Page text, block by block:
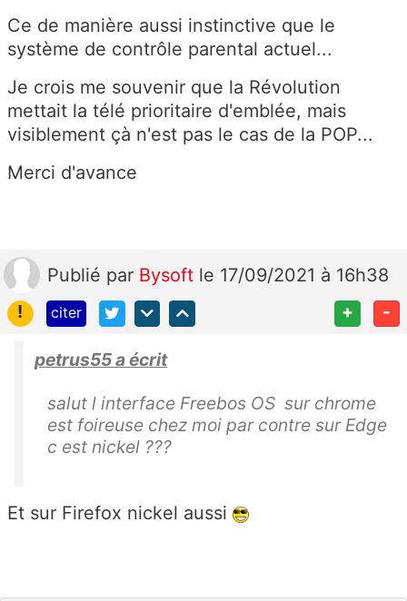
Ce de manière aussi instinctive que le
système de contrôle parental actuel...
Je crois me souvenir que la Révolution
mettait la télé prioritaire d'emblée, mais
visiblement çà n'est pas le cas de la POP...
Merci d'avance
Publié par Bysoft le 17/09/2021 à 16h38
!
citer + -
petrus55 a écrit
salut l interface Freebos OS sur chrome
est foireuse chez moi par contre sur Edge
c est nickel ???
Et sur Firefox nickel aussi